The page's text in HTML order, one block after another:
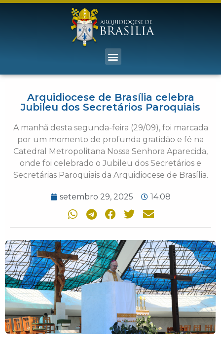
Arquidiocese de Brasília celebra
Jubileu dos Secretários Paroquiais
A manhã desta segunda-feira (29/09), foi marcada
por um momento de profunda gratidão e fé na
Catedral Metropolitana Nossa Senhora Aparecida,
onde foi celebrado o Jubileu dos Secretários e
Secretárias Paroquiais da Arquidiocese de Brasília.
setembro 29, 2025 14:08